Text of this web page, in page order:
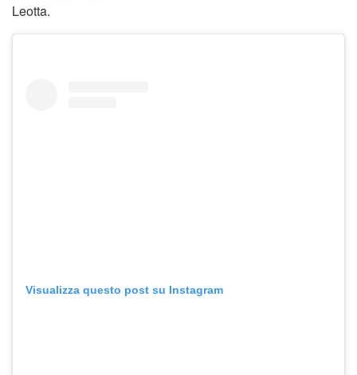
Leotta.
Visualizza questo post su Instagram